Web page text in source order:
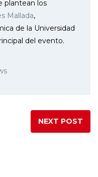
plantean los
Mallada,
de la Universidad
del evento.
NEXT POST